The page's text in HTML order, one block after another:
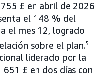
£ en abril de 2026
el 148 % del
el mes 12, logrado
sobre el plan.5
liderado por la
£ en dos días con